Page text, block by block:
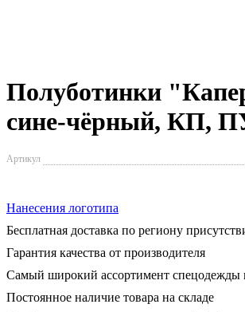
Полуботинки
сине-чёрный, КП,
Артикул
Нанесения логотипа
Бесплатная доставка по региону
Гарантия качества от производителя
Самый широкий ассортимент спецодежды
Постоянное наличие товара на складе